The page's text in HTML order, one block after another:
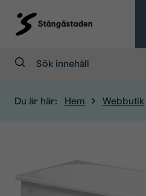
Sök:
Du är här: Hem Webbutik